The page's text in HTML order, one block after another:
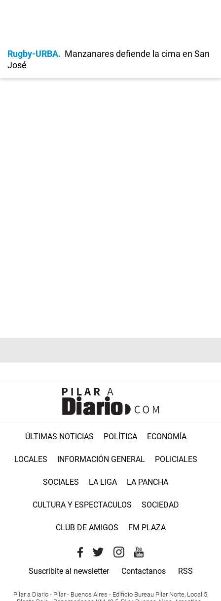
Rugby-URBA
Manzanares defiende la cima en San
José
ÚLTIMAS NOTICIAS POLÍTICA ECONOMÍA
LOCALES INFORMACIÓN GENERAL POLICIALES
SOCIALES LA LIGA LA PANCHA
CULTURA Y ESPECTACULOS SOCIEDAD
CLUB DE AMIGOS FM PLAZA
Suscribite al newsletter Contactanos RSS
Pilar a Diario - Pilar - Buenos Aires - Edificio Bureau Pilar Norte, Local 5,